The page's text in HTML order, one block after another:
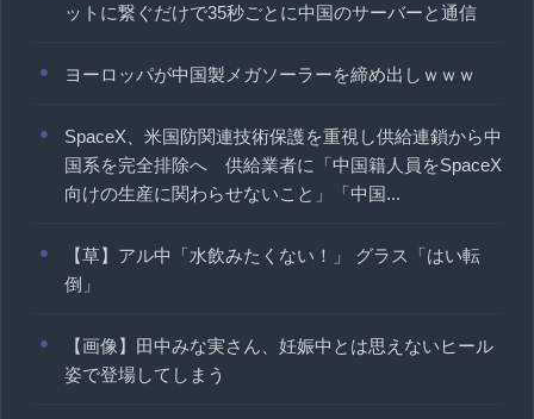
ットに繋ぐだけで35秒ごとに中国のサーバーと通信
ヨーロッパが中国製メガソーラーを締め出しｗｗｗ
SpaceX、米国防関連技術保護を重視し供給連鎖から中
国系を完全排除へ 供給業者に「中国籍人員をSpaceX
向けの生産に関わらせないこと」「中国...
【草】アル中「水飲みたくない！」 グラス「はい転
倒」
【画像】田中みな実さん、妊娠中とは思えないヒール
姿で登場してしまう